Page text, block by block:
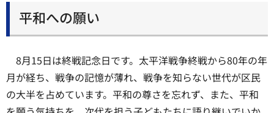
平和への願い
8月15日は終戦記念日です。太平洋戦争終戦から80年の年
月が経ち、戦争の記憶が薄れ、戦争を知らない世代が区民
の大半を占めています。平和の尊さを忘れず、また、平和